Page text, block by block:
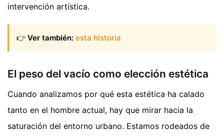
intervención artística.
👉 Ver también: esta historia
El peso del vacío como elección estética
Cuando analizamos por qué esta estética ha calado
tanto en el hombre actual, hay que mirar hacia la
saturación del entorno urbano. Estamos rodeados de